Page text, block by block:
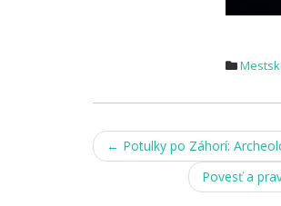
Post
navigation
← Potulky po Záhorí:
Povesť a